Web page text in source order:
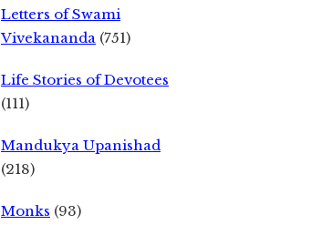
Letters of Swami
Vivekananda (751)
Life Stories of Devotees
(111)
Mandukya Upanishad
(218)
Monks (93)